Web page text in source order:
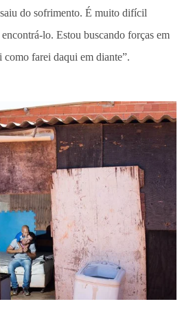
do sofrimento. É muito difícil
lo. Estou buscando forças em
como farei daqui em diante”.